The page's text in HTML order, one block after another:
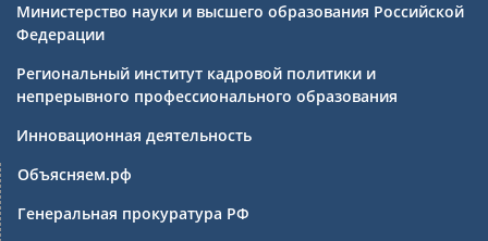
Министерство науки и высшего образования Российской
Федерации
Региональный институт кадровой политики и
непрерывного профессионального образования
Инновационная деятельность
Объясняем.рф
Генеральная прокуратура РФ